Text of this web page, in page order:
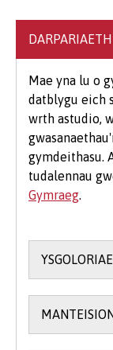
dewisol a
Mae hefyd
debygol o
enghraifft
Seremoni
£75) a chost
Mae yna lu o
datblygu eich
wrth astudio,
gymdeithasu.
tudalennau
Gymraeg
Mae
trwy